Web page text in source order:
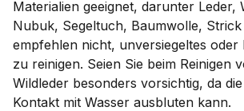
Materialien geeignet, darunter Leder,
Nubuk, Segeltuch, Baumwolle,
empfehlen nicht, unversiegeltes oder
zu reinigen. Seien Sie beim Reinigen
Wildleder besonders vorsichtig, da
Kontakt mit Wasser ausbluten kann.